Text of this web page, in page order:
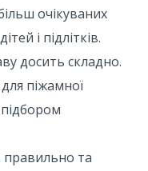
очікуваних
і підлітків.
досить складно.
піжамної
правильно та